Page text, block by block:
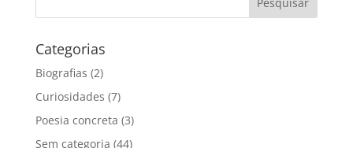
Categorias
Biografias (2)
Curiosidades (7)
Poesia concreta (3)
Sem categoria (44)